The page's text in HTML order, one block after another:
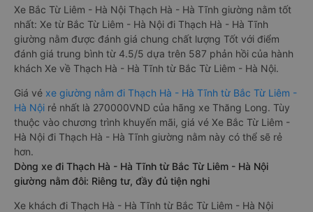
Xe Bắc Từ Liêm - Hà Nội Thạch Hà - Hà Tĩnh giường nằm tốt
nhất: Xe từ Bắc Từ Liêm - Hà Nội đi Thạch Hà - Hà Tĩnh
giường nằm được đánh giá chung chất lượng Tốt với điểm
đánh giá trung bình từ 4.5/5 dựa trên 587 phản hồi của hành
khách Xe về Thạch Hà - Hà Tĩnh từ Bắc Từ Liêm - Hà Nội.
Giá vé xe giường nằm đi Thạch Hà - Hà Tĩnh từ Bắc Từ Liêm -
Hà Nội rẻ nhất là 270000VND của hãng xe Thăng Long. Tùy
thuộc vào chương trình khuyến mãi, giá vé Xe Bắc Từ Liêm -
Hà Nội đi Thạch Hà - Hà Tĩnh giường nằm này có thể sẽ rẻ
hơn.
Dòng xe đi Thạch Hà - Hà Tĩnh từ Bắc Từ Liêm - Hà Nội
giường nằm đôi: Riêng tư, đầy đủ tiện nghi
Xe khách đi Thạch Hà - Hà Tĩnh từ Bắc Từ Liêm - Hà Nội